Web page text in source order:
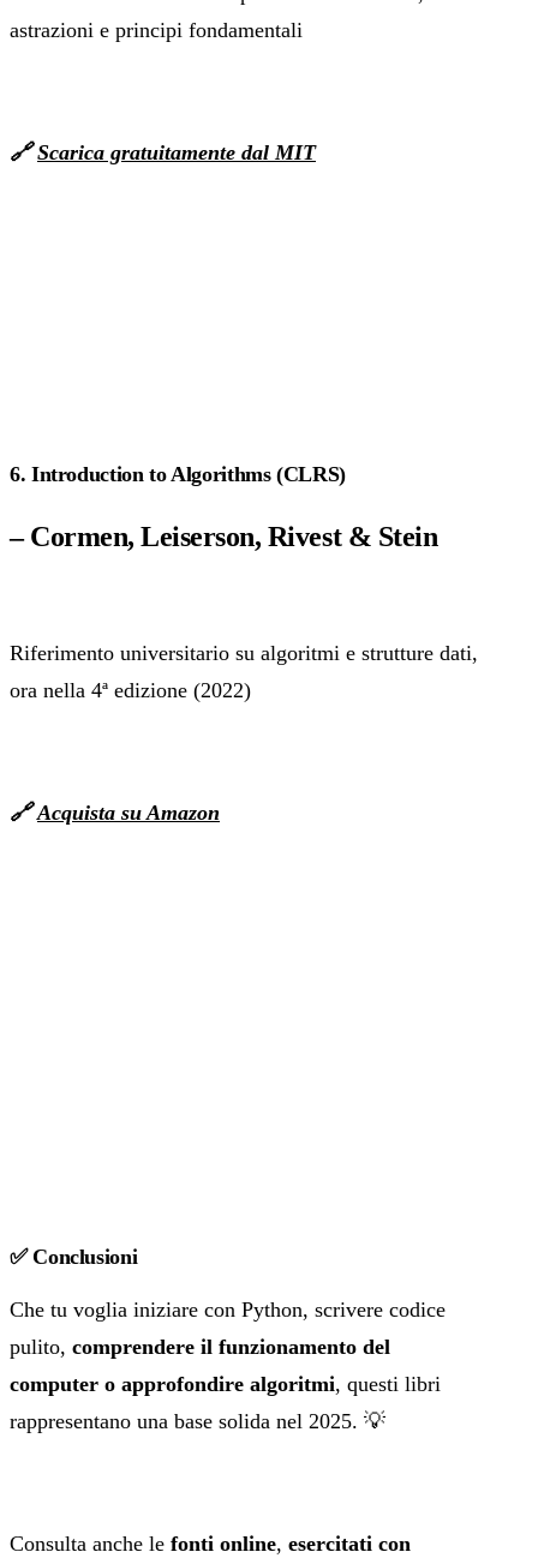
astrazioni e principi fondamentali
🔗 Scarica gratuitamente dal MIT
6. Introduction to Algorithms (CLRS)
– Cormen, Leiserson, Rivest & Stein
Riferimento universitario su algoritmi e strutture dati,
ora nella 4ª edizione (2022)
🔗 Acquista su Amazon
✅ Conclusioni
Che tu voglia iniziare con Python, scrivere codice
pulito, comprendere il funzionamento del
computer o approfondire algoritmi, questi libri
rappresentano una base solida nel 2025. 💡
Consulta anche le fonti online, esercitati con